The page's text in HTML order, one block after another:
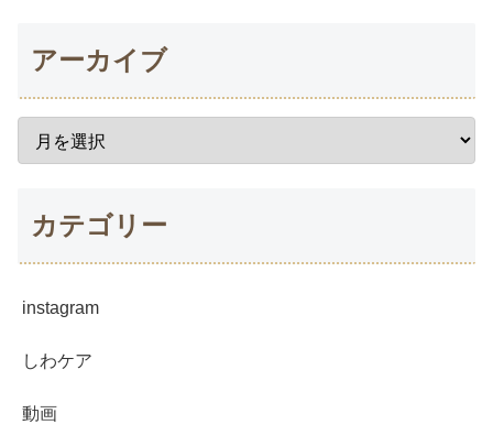
アーカイブ
カテゴリー
instagram
しわケア
動画